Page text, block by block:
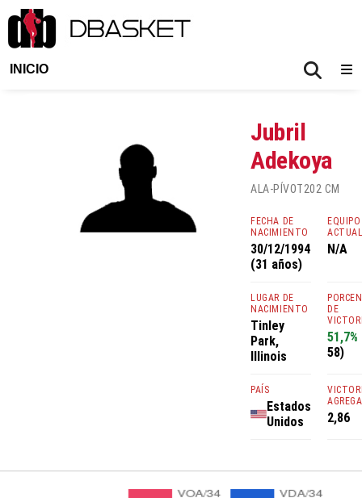
INICIO
Jubril
Adekoya
ALA-PÍVOT202 CM
FECHA DE
NACIMIENTO
30/12/1994
(31 años)
LUGAR DE
NACIMIENTO
Tinley
Park,
Illinois
PAÍS
Estados
Unidos
EQUIPO
N/A
DE
51,7%
58)
2,86